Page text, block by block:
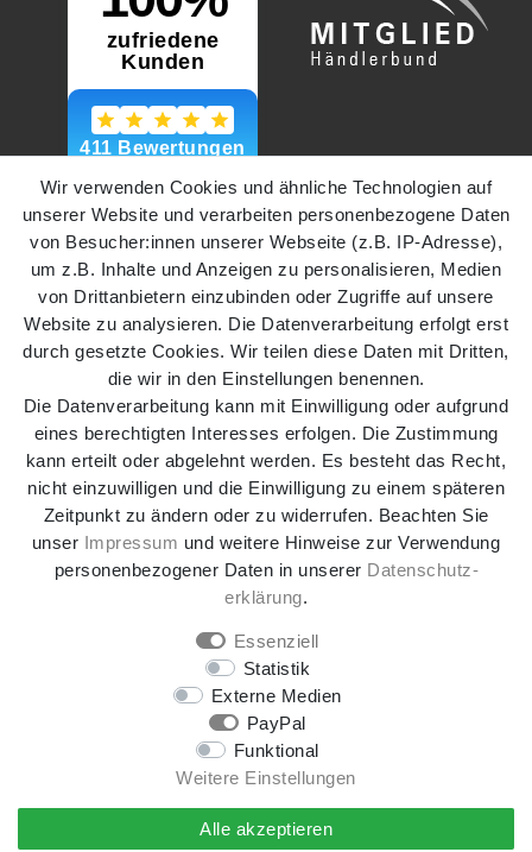
Impressum Daten­schutz­erklärung AGB
Vertrag widerrufen
* Alle Preise inkl. gesetzl. Mehrwertsteuer zzgl.
Versandkosten, wenn nicht anders beschrieben.
** Gilt für DHL-Paket Standardlieferungen innerhalb
Deutschlands, Lieferzeiten für andere Länder und
Versandarten entnehmen Sie bitte der Schaltfläche
Versand
Wir verwenden Cookies und ähnliche Technologien auf
unserer Website und verarbeiten personenbezogene Daten
von Besucher:innen unserer Webseite (z.B. IP-Adresse),
um z.B. Inhalte und Anzeigen zu personalisieren, Medien
von Drittanbietern einzubinden oder Zugriffe auf unsere
Website zu analysieren. Die Datenverarbeitung erfolgt erst
durch gesetzte Cookies. Wir teilen diese Daten mit Dritten,
die wir in den Einstellungen benennen.
Die Datenverarbeitung kann mit Einwilligung oder aufgrund
eines berechtigten Interesses erfolgen. Die Zustimmung
kann erteilt oder abgelehnt werden. Es besteht das Recht,
nicht einzuwilligen und die Einwilligung zu einem späteren
Zeitpunkt zu ändern oder zu widerrufen. Beachten Sie
unser Impressum und weitere Hinweise zur Verwendung
personenbezogener Daten in unserer Daten­schutz­
erklärung.
Essenziell
Statistik
Externe Medien
PayPal
Funktional
Weitere Einstellungen
Alle akzeptieren